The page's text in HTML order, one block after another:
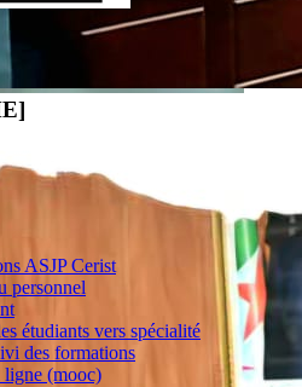
ASJP Cerist
personnel
étudiants vers spécialité
des formations
ligne (mooc)